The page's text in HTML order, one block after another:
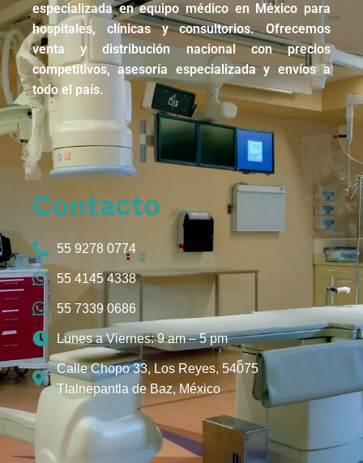
especializada en equipo médico en México para
hospitales, clínicas y consultorios. Ofrecemos
venta y distribución nacional con precios
competitivos, asesoría especializada y envíos a
todo el país.
Contacto
55 9278 0774
55 4145 4338
55 7339 0686
Lunes a Viernes: 9 am – 5 pm
Calle Chopo 33, Los Reyes, 54075
Tlalnepantla de Baz, México